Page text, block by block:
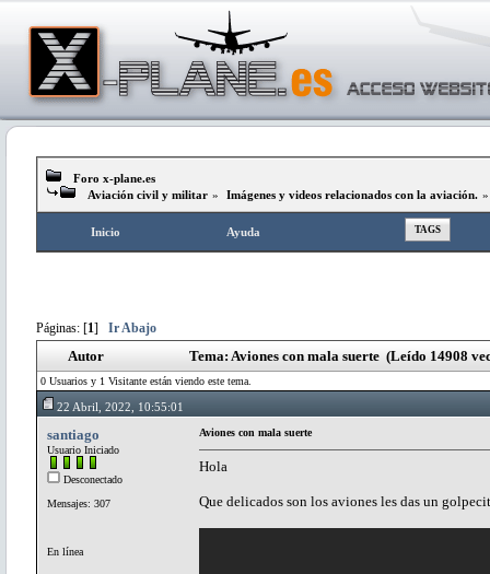
Foro x-plane.es
Aviación civil y militar » Imágenes y videos relacionados con la aviación.
Inicio Ayuda TAGS
Páginas: [1] Ir Abajo
Autor Tema: Aviones con mala suerte (Leído 14908
0 Usuarios y 1 Visitante están viendo este tema.
22 Abril, 2022, 10:55:01
santiago
Usuario Iniciado
Desconectado
Mensajes: 307
En línea
Aviones con mala suerte
Hola
Que delicados son los aviones les das un